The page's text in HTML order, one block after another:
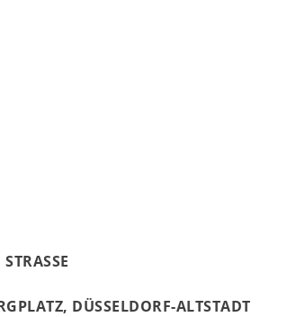
DÜSSELDORF-ALTSTADT